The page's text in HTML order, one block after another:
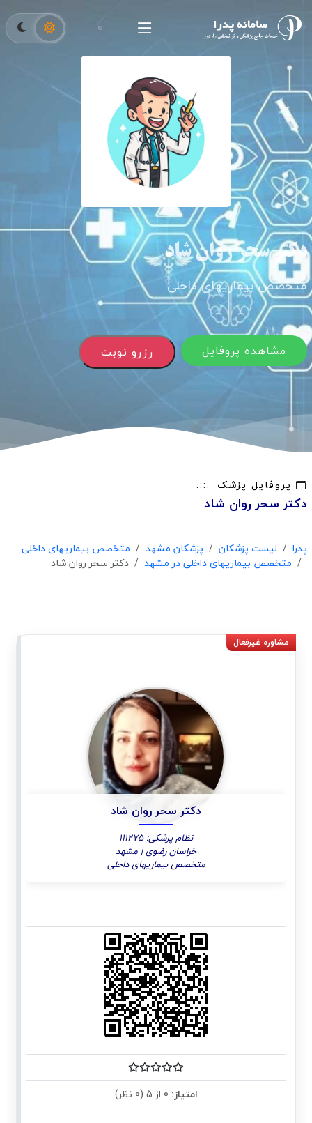
دکتر سحر روان شاد
متخصص بیماریهای داخلی
رزرو نوبت مشاهده پروفایل
پروفایل پزشک
دکتر سحر روان شاد
پدرا لیست پزشکان پزشکان مشهد
متخصص بیماریهای داخلی
متخصص بیماریهای داخلی در مشهد
دکتر سحر روان شاد
دکتر سحر روان شاد
نظام پزشکی: 111275
خراسان رضوی | مشهد
متخصص بیماریهای داخلی
امتیاز: